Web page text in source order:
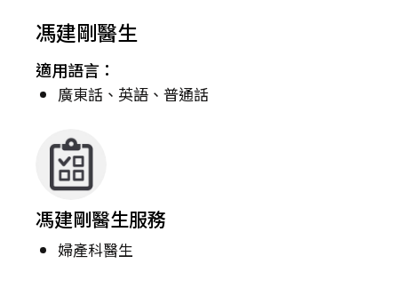
馮建剛醫生
適用語言：
廣東話、英語、普通話
馮建剛醫生服務
婦產科醫生